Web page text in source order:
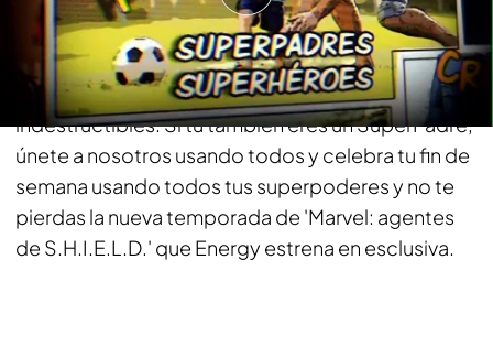
Son la raza de héroes más legendaria, tienen
capacidades inimitables, poderes únicos e
indestructibles. Si tú también eres un SuperPadre,
únete a nosotros usando todos y celebra tu fin de
semana usando todos tus superpoderes y no te
pierdas la nueva temporada de 'Marvel: agentes
de S.H.I.E.L.D.' que Energy estrena en esclusiva.